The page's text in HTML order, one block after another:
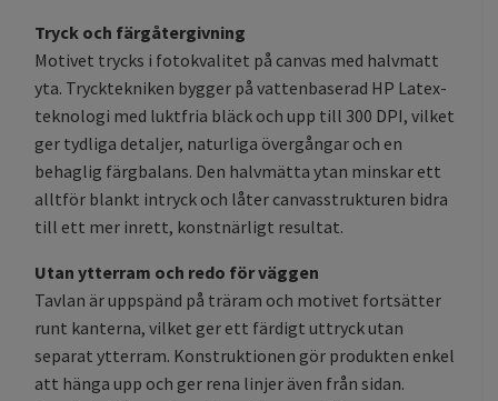
Tryck och färgåtergivning
Motivet trycks i fotokvalitet på canvas med halvmatt
yta. Trycktekniken bygger på vattenbaserad HP Latex-
teknologi med luktfria bläck och upp till 300 DPI, vilket
ger tydliga detaljer, naturliga övergångar och en
behaglig färgbalans. Den halvmätta ytan minskar ett
alltför blankt intryck och låter canvasstrukturen bidra
till ett mer inrett, konstnärligt resultat.
Utan ytterram och redo för väggen
Tavlan är uppspänd på träram och motivet fortsätter
runt kanterna, vilket ger ett färdigt uttryck utan
separat ytterram. Konstruktionen gör produkten enkel
att hänga upp och ger rena linjer även från sidan.